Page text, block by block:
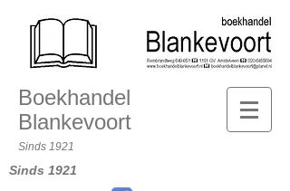
Boekhandel
Blankevoort
Sinds 1921
Sinds 1921